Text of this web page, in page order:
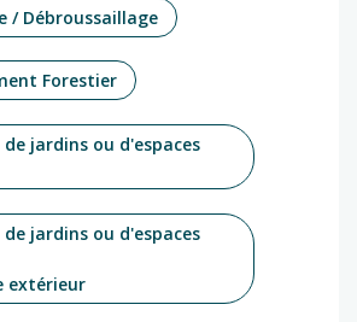
/ Débroussaillage
Forestier
jardins ou d'espaces
jardins ou d'espaces
extérieur